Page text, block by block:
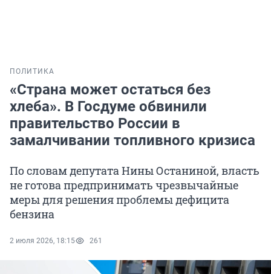
ПОЛИТИКА
«Страна может остаться без
хлеба». В Госдуме обвинили
правительство России в
замалчивании топливного кризиса
По словам депутата Нины Останиной, власть
не готова предпринимать чрезвычайные
меры для решения проблемы дефицита
бензина
2 июля 2026, 18:15 261